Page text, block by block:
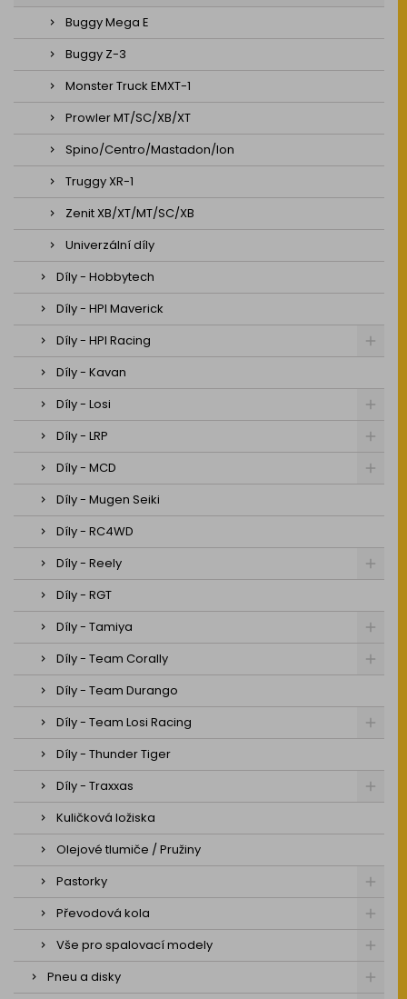
Buggy Mega E
Buggy Z-3
Monster Truck EMXT-1
Prowler MT/SC/XB/XT
Spino/Centro/Mastadon/Ion
Truggy XR-1
Zenit XB/XT/MT/SC/XB
Univerzální díly
Díly - Hobbytech
Díly - HPI Maverick
Díly - HPI Racing
Díly - Kavan
Díly - Losi
Díly - LRP
Díly - MCD
Díly - Mugen Seiki
Díly - RC4WD
Díly - Reely
Díly - RGT
Díly - Tamiya
Díly - Team Corally
Díly - Team Durango
Díly - Team Losi Racing
Díly - Thunder Tiger
Díly - Traxxas
Kuličková ložiska
Olejové tlumiče / Pružiny
Pastorky
Převodová kola
Vše pro spalovací modely
Pneu a disky